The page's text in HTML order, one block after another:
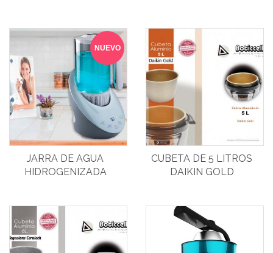
NUEVO
JARRA DE AGUA
HIDROGENIZADA
CUBETA DE 5 LITROS
DAIKIN GOLD